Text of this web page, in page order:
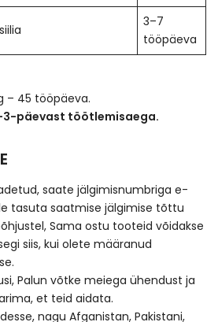
3–7
tööpäeva
– 45 tööpäeva.
päevast töötlemisaega.
saate jälgimisnumbriga e-
tasuta saatmise jälgimise tõttu
Sama ostu tooteid võidakse
siis, kui olete määranud
Palun võtke meiega ühendust ja
et teid aidata.
nagu Afganistan, Pakistani,